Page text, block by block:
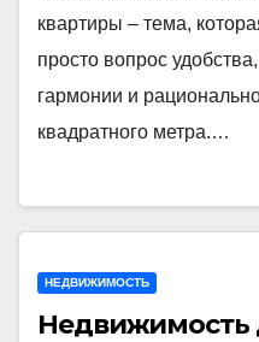
квартиры – тема,
просто вопрос
гармонии и
квадратного метра.…
НЕДВИЖИМОСТЬ
Недвижимость